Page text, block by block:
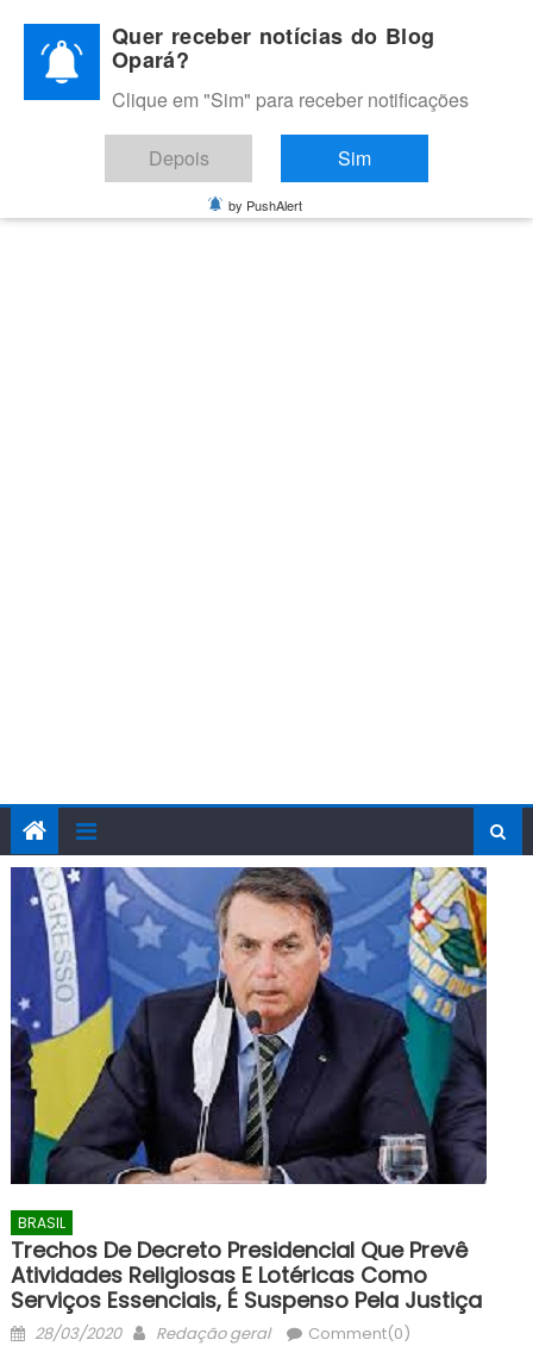
content
BLOG OPARÁ
Melhores notícias de Juazeiro, Petrolina e do Vale do São
Francisco
BRASIL
Trechos De Decreto Presidencial Que Prevê
Atividades Religiosas E Lotéricas Como
Serviços Essenciais, É Suspenso Pela Justiça
Posted
28/03/2020 Author
Redação geral Comment(0)
Quer receber notícias do Blog
Opará?
Clique em "Sim" para receber notificações
Depois Sim
by PushAlert